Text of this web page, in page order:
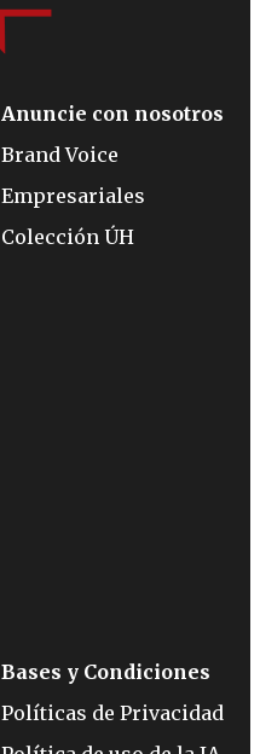
Anuncie con nosotros
Brand Voice
Empresariales
Colección ÚH
Bases y Condiciones
Políticas de Privacidad